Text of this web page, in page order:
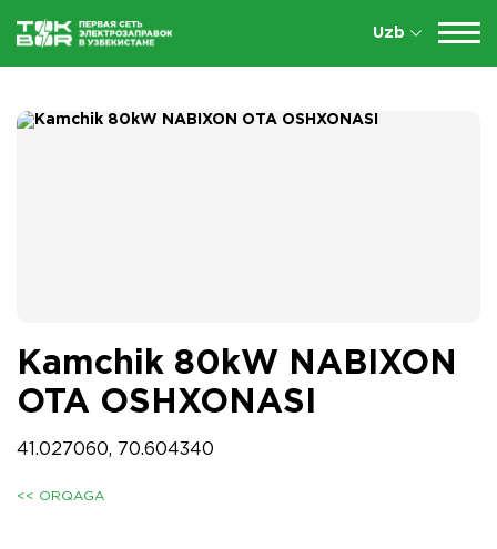
Uzb
Kamchik 80kW NABIXON
OTA OSHXONASI
41.027060, 70.604340
<< ORQAGA